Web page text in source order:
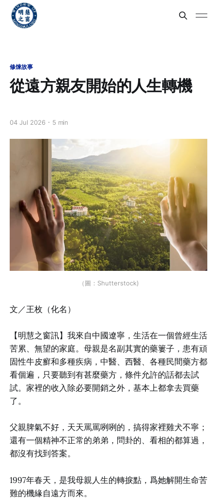
修煉故事
從遠方親友開始的人生轉機
04 Jul 2026 5 min
（圖：Shutterstock)
文／王枚（化名）
【明慧之窗訊】我來自中國遼寧，生活在一個曾經生活
苦累、無望的家庭。母親是名副其實的藥簍子，患有頑
固性牛皮癬和多種疾病，中醫、西醫、各種民間藥方都
看個遍，只要聽到有甚麼藥方，條件允許的話都去試
試。家裡的收入除必要開銷之外，基本上都拿去買藥
了。
父親脾氣不好，天天罵罵咧咧的，搞得家裡雞犬不寧；
還有一個精神不正常的弟弟，問卦的、看相的都算過，
都沒有找到答案。
1997年春天，是我母親人生的轉捩點，爲她解開生命苦
難的機緣自遠方而來。